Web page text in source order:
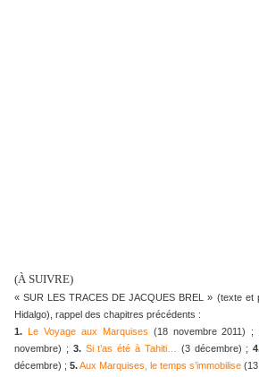
(À SUIVRE)
« SUR LES TRACES DE JACQUES BREL » (texte et
Hidalgo), rappel des chapitres précédents :
1. Le Voyage aux Marquises (18 novembre 2011) ;
novembre) ; 3. Si t’as été à Tahiti… (3 décembre) ;
décembre) ; 5.Aux Marquises, le temps s’immobilise (13